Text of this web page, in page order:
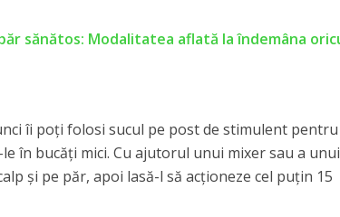
sănătos: Modalitatea aflată la îndemâna
îi poţi folosi sucul pe post de stimulent pentru
în bucăţi mici. Cu ajutorul unui mixer sau a unui
şi pe păr, apoi lasă-l să acţioneze cel puţin 15